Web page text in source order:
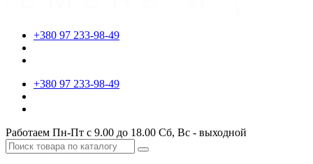
+380 97 233-98-49
+380 97 233-98-49
Работаем Пн-Пт с 9.00 до 18.00 Сб, Вс - выходной